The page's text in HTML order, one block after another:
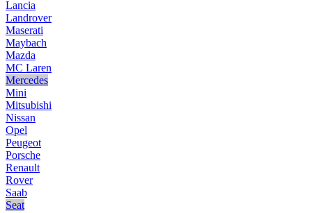
Lancia
Landrover
Maserati
Maybach
Mazda
MC Laren
Mercedes
Mini
Mitsubishi
Nissan
Opel
Peugeot
Porsche
Renault
Rover
Saab
Seat